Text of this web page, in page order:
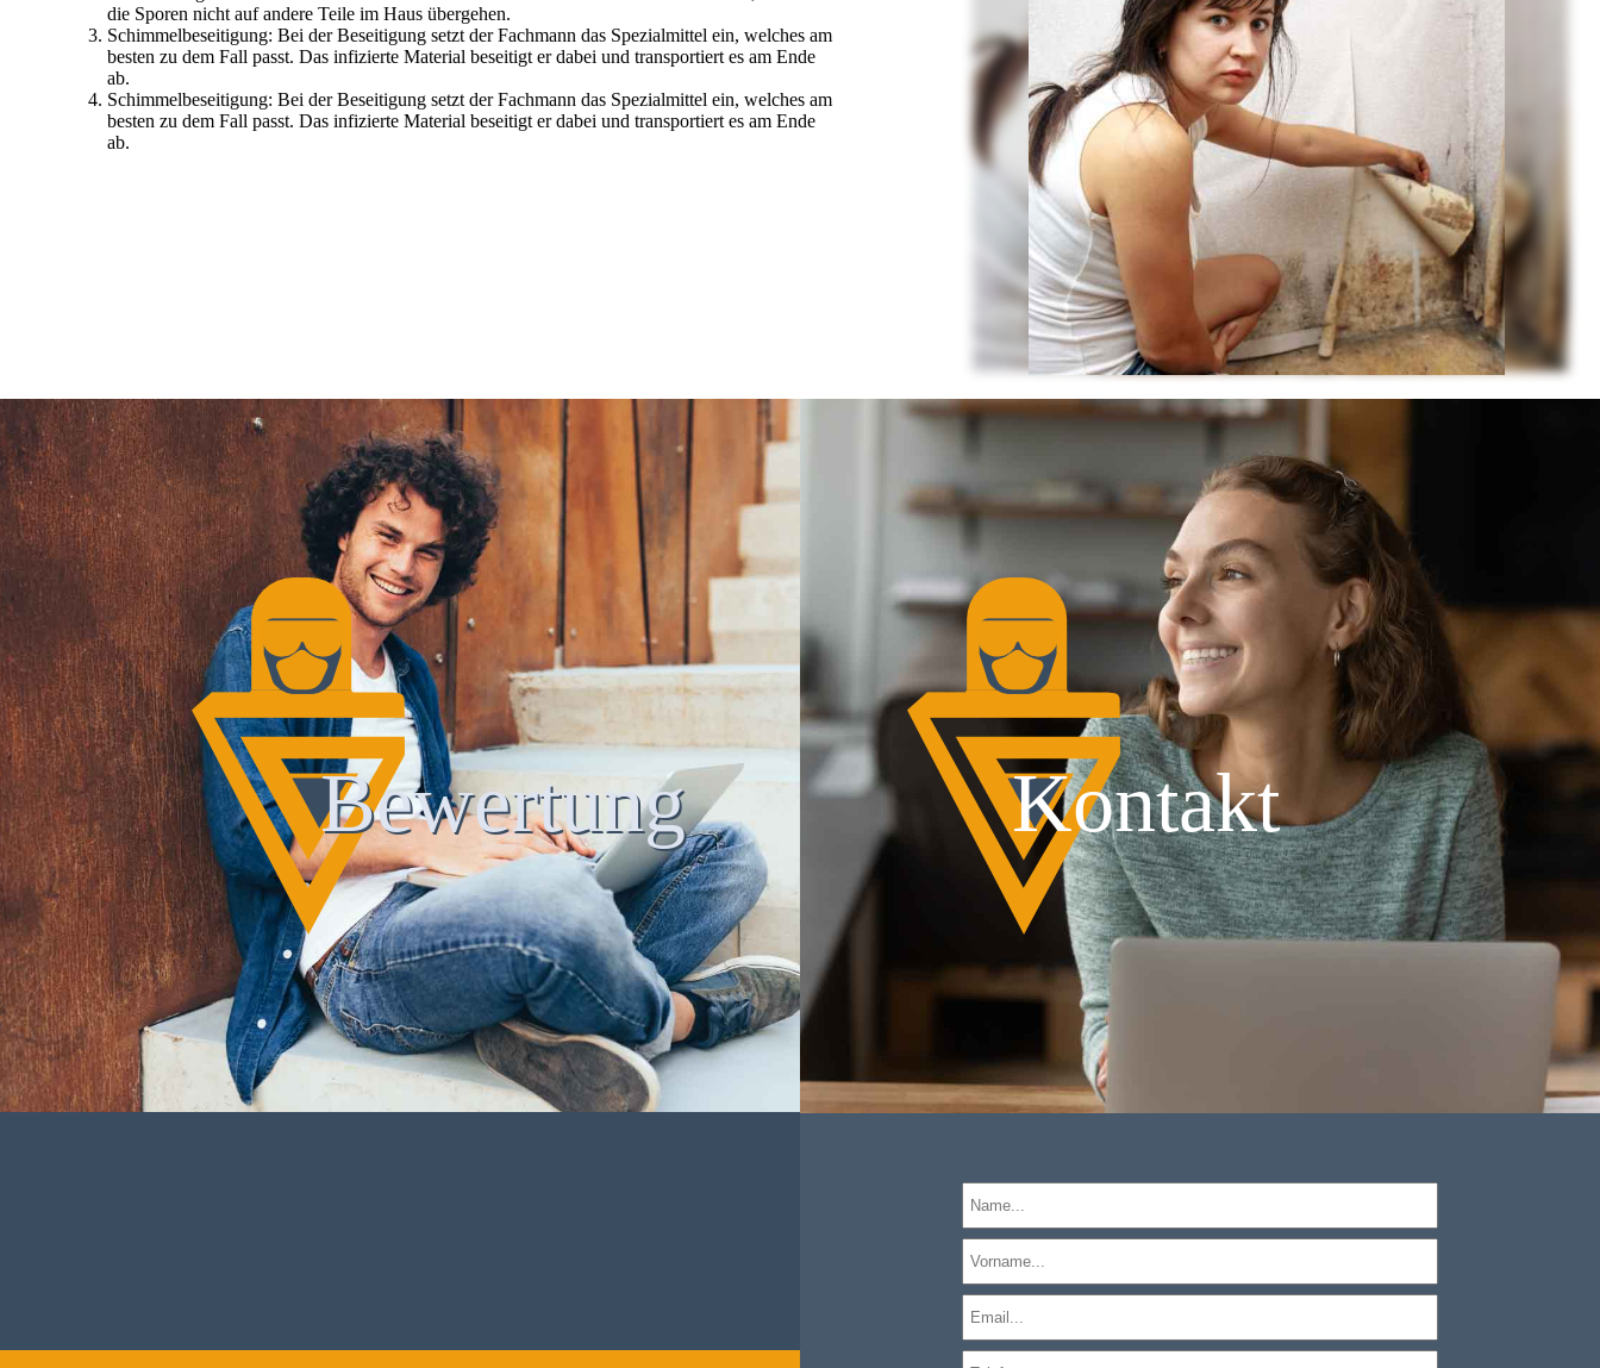
die Sporen nicht auf andere Teile im Haus übergehen.
Schimmelbeseitigung: Bei der Beseitigung setzt der Fachmann das Spezialmittel ein, welches am
besten zu dem Fall passt. Das infizierte Material beseitigt er dabei und transportiert es am Ende
ab.
Schimmelbeseitigung: Bei der Beseitigung setzt der Fachmann das Spezialmittel ein, welches am
besten zu dem Fall passt. Das infizierte Material beseitigt er dabei und transportiert es am Ende
ab.
Bewertung Kontakt